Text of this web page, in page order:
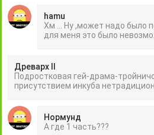
hamu
Хм ... Ну ,может надо было
для меня это было
Древарх II
Подростковая гей-драма-
присутствием инкуба
Нормунд
А где 1 часть???